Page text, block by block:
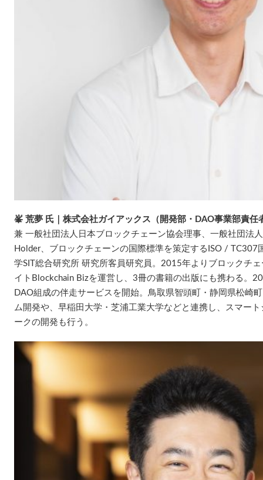
峯 荒夢 氏｜株式会社ガイアックス（開発部・DAO事業部責任
兼 一般社団法人日本ブロックチェーン協会理事、一般社団法
Holder、ブロックチェーンの国際標準を策定するISO / TC307
学SIT総合研究所 研究所客員研究員。2015年よりブロックチ
イトBlockchain Bizを運営し、3冊の書籍の出版にも携わる。
DAO組成の伴走サービスを開始。鳥取県智頭町・静岡県松崎
ム開発や、早稲田大学・芝浦工業大学などと連携し、スマー
ークの開発も行う。